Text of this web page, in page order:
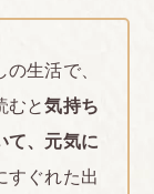
生活で、
むと気持ち
て、元気に
すぐれた出